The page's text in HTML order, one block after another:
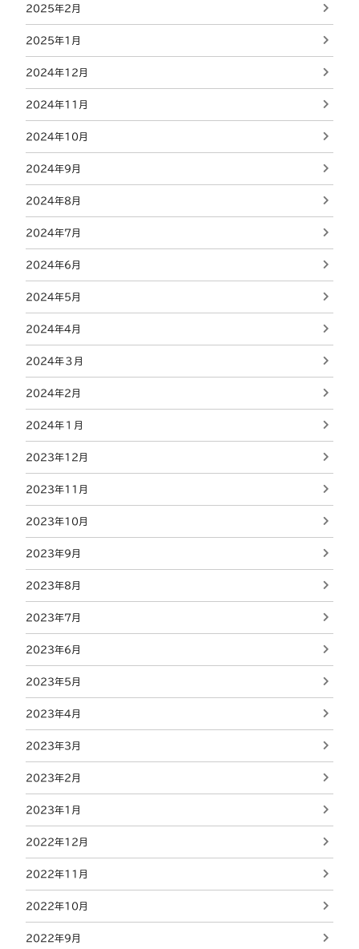
2025年2月
2025年1月
2024年12月
2024年11月
2024年10月
2024年9月
2024年8月
2024年7月
2024年6月
2024年5月
2024年4月
2024年３月
2024年2月
2024年１月
2023年12月
2023年11月
2023年10月
2023年9月
2023年8月
2023年7月
2023年6月
2023年5月
2023年4月
2023年3月
2023年2月
2023年1月
2022年12月
2022年11月
2022年10月
2022年9月